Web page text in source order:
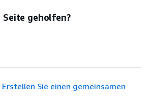
Seite geholfen?
Erstellen Sie einen gemeinsamen